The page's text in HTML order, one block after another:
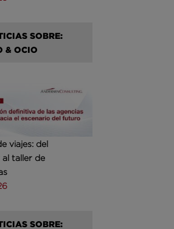
SOBRE:
& OCIO
viajes: del
taller de
SOBRE: